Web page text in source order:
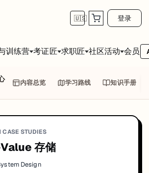
🇺🇸 登录
训练营 考证匠 求职匠 社区活动 会员
内容总览 学习路线 知识手册
CASE STUDIES
存储
Design